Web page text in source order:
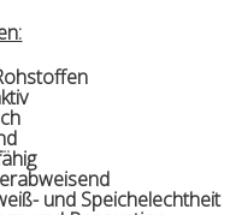
und Speichelechtheit